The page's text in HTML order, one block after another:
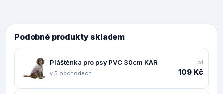
Podobné produkty skladem
Pláštěnka pro psy PVC 30cm KAR
v 5 obchodech
od
109 Kč